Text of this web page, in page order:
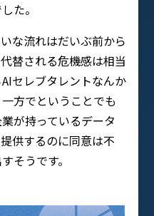
た。
な流れはだいぶ前から
替される危機感は相当
セレブタレントなんか
方でということでも
が持っているデータ
供するのに同意は不
そうです。